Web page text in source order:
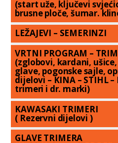
(start uže, ključevi
brusne ploče, šumar.
LEŽAJEVI – SEMERINZI
VRTNI PROGRAM –
(zglobovi, kardani,
glave, pogonske sajle,
dijelovi – KINA – STIHL –
trimeri i dr. marki)
KAWASAKI TRIMERI
( Rezervni dijelovi )
GLAVE TRIMERA